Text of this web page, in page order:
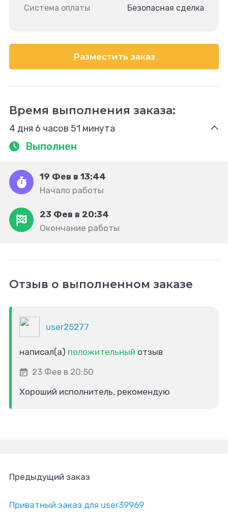
Система оплаты Безопасная сделка
Разместить заказ
Время выполнения заказа:
4 дня 6 часов 51 минута
Выполнен
19 Фев в 13:44
Начало работы
23 Фев в 20:34
Окончание работы
Отзыв о выполненном заказе
user25277
написал(а) положительный отзыв
23 Фев в 20:50
Хороший исполнитель, рекомендую
Предыдущий заказ
Приватный заказ для user39969